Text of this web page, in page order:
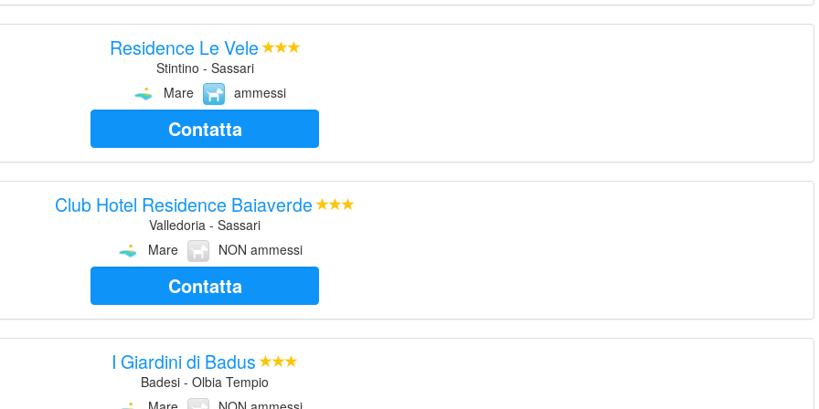
Residence Le Vele
Stintino - Sassari
Mare
ammessi
Contatta
Club Hotel Residence Baiaverde
Valledoria - Sassari
Mare
NON ammessi
Contatta
I Giardini di Badus
Badesi - Olbia Tempio